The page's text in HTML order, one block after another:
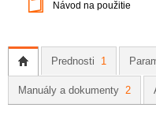
Návod na použitie
Prednosti 1
Manuály a dokumenty 2